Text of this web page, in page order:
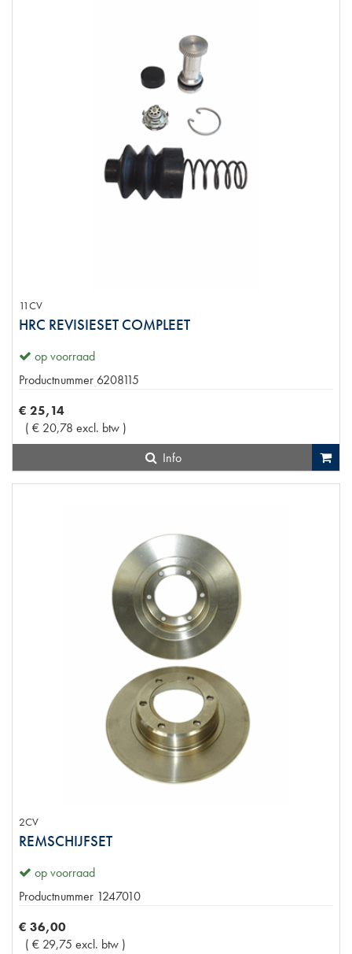
11CV
HRC REVISIESET COMPLEET
op voorraad
Productnummer 6208115
€ 25,14
( € 20,78 excl. btw )
Info
2CV
REMSCHIJFSET
op voorraad
Productnummer 1247010
€ 36,00
( € 29,75 excl. btw )